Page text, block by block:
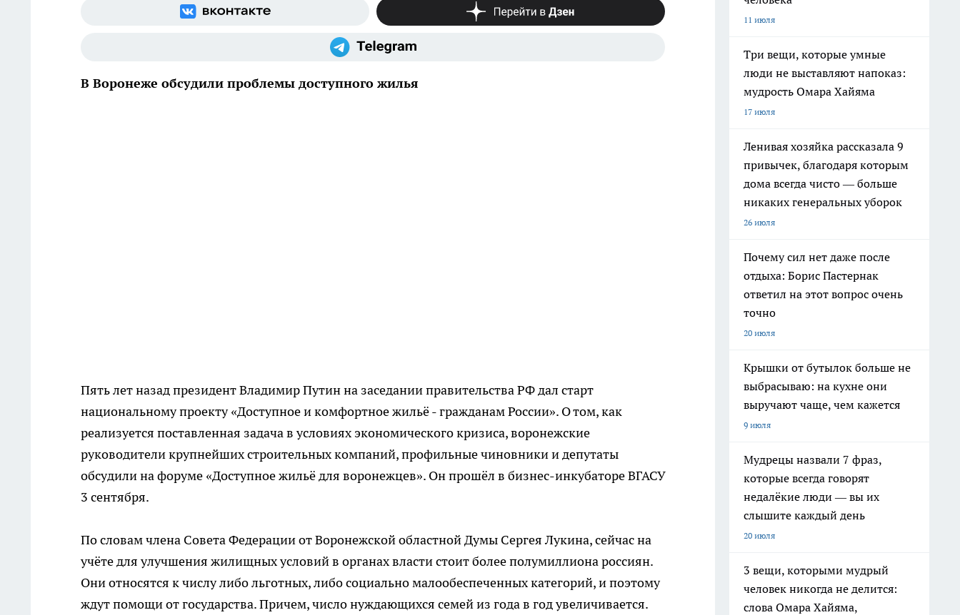
В Воронеже обсудили проблемы доступного жилья
Пять лет назад президент Владимир Путин на заседании правительства РФ дал старт
национальному проекту «Доступное и комфортное жильё - гражданам России». О том, как
реализуется поставленная задача в условиях экономического кризиса, воронежские
руководители крупнейших строительных компаний, профильные чиновники и депутаты
обсудили на форуме «Доступное жильё для воронежцев». Он прошёл в бизнес-инкубаторе ВГАСУ
3 сентября.
По словам члена Совета Федерации от Воронежской областной Думы Сергея Лукина, сейчас на
учёте для улучшения жилищных условий в органах власти стоит более полумиллиона россиян.
Они относятся к числу либо льготных, либо социально малообеспеченных категорий, и поэтому
ждут помощи от государства. Причем, число нуждающихся семей из года в год увеличивается.
11 июля
Три вещи, которые умные
люди не выставляют напоказ:
мудрость Омара Хайяма
17 июля
Ленивая хозяйка рассказала 9
привычек, благодаря которым
дома всегда чисто — больше
никаких генеральных уборок
26 июля
Почему сил нет даже после
отдыха: Борис Пастернак
ответил на этот вопрос очень
точно
20 июля
Крышки от бутылок больше не
выбрасываю: на кухне они
выручают чаще, чем кажется
9 июля
Мудрецы назвали 7 фраз,
которые всегда говорят
недалёкие люди — вы их
слышите каждый день
20 июля
3 вещи, которыми мудрый
человек никогда не делится:
слова Омара Хайяма,